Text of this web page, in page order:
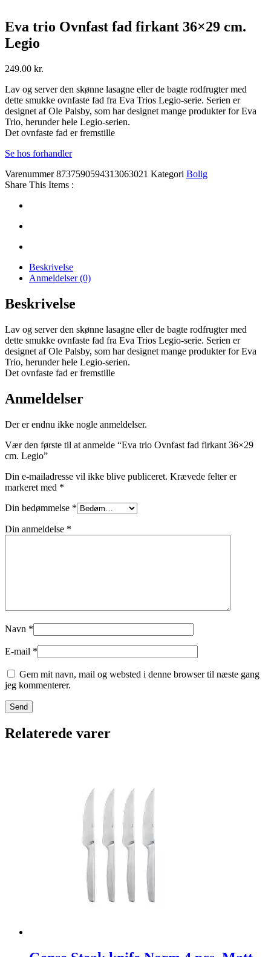
Eva trio Ovnfast fad firkant 36×29 cm.
Legio
249.00 kr.
Lav og server den skønne lasagne eller de bagte rodfrugter med
dette smukke ovnfaste fad fra Eva Trios Legio-serie. Serien er
designet af Ole Palsby, som har designet mange produkter for Eva
Trio, herunder hele Legio-serien.
Det ovnfaste fad er fremstille
Se hos forhandler
Varenummer8737590594313063021 Kategori Bolig
Share This Items :
Beskrivelse
Anmeldelser (0)
Beskrivelse
Lav og server den skønne lasagne eller de bagte rodfrugter med
dette smukke ovnfaste fad fra Eva Trios Legio-serie. Serien er
designet af Ole Palsby, som har designet mange produkter for Eva
Trio, herunder hele Legio-serien.
Det ovnfaste fad er fremstille
Anmeldelser
Der er endnu ikke nogle anmeldelser.
Vær den første til at anmelde “Eva trio Ovnfast fad firkant 36×29
cm. Legio”
Din e-mailadresse vil ikke blive publiceret. Krævede felter er
markeret med *
Din bedømmelse *
Din anmeldelse *
Navn *
E-mail *
Gem mit navn, mail og websted i denne browser til næste gang
jeg kommenterer.
Relaterede varer